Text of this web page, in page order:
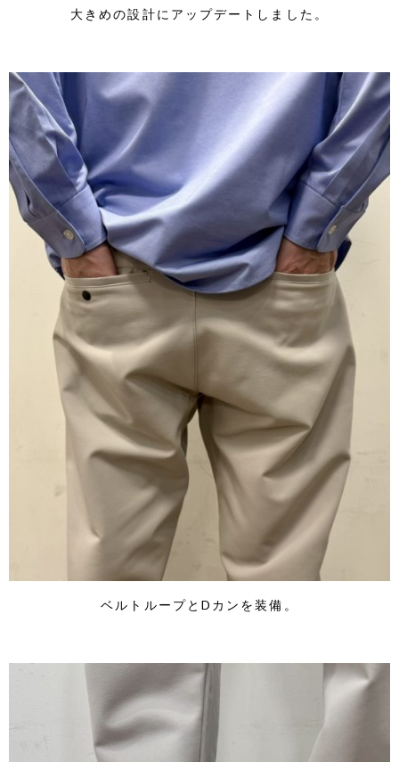
大きめの設計にアップデートしました。
ベルトループとDカンを装備。